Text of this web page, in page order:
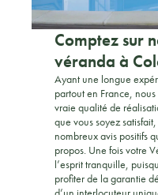
Comptez sur
véranda à
Ayant une longue
partout en France,
vraie qualité de
que vous soyez
nombreux avis positifs
propos. Une fois votre
l’esprit tranquille,
profiter de la garantie